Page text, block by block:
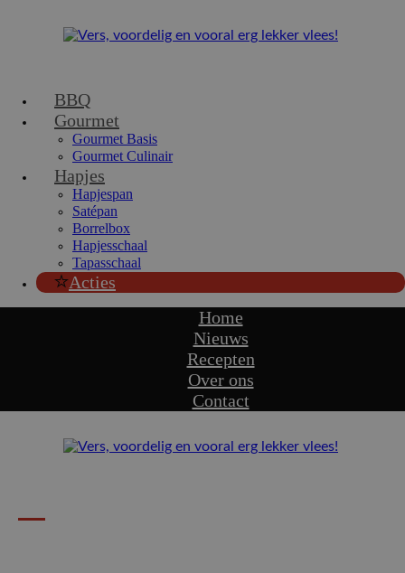
BBQ
Gourmet
Gourmet Basis
Gourmet Culinair
Hapjes
Hapjespan
Satépan
Borrelbox
Hapjesschaal
Tapasschaal
Acties
Home
Nieuws
Recepten
Over ons
Contact